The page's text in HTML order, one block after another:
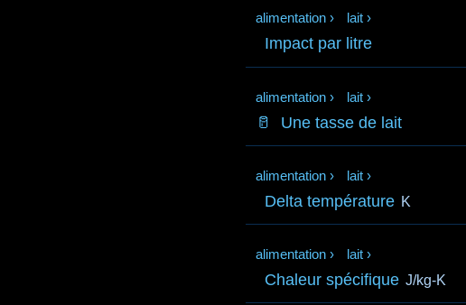
alimentation › lait ›
Impact par litre
alimentation › lait ›
🥛 Une tasse de lait
alimentation › lait ›
Delta température K
alimentation › lait ›
Chaleur spécifique J/kg-K